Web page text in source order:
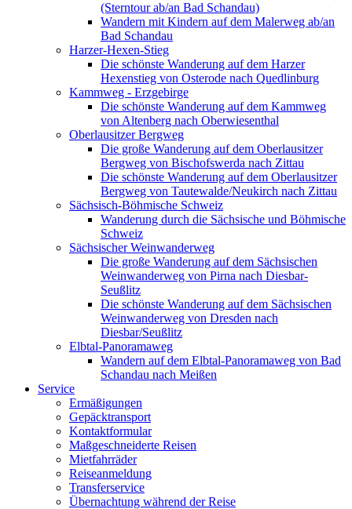
(Sterntour ab/an Bad Schandau)
Wandern mit Kindern auf dem Malerweg ab/an
Bad Schandau
Harzer-Hexen-Stieg
Die schönste Wanderung auf dem Harzer
Hexenstieg von Osterode nach Quedlinburg
Kammweg - Erzgebirge
Die schönste Wanderung auf dem Kammweg
von Altenberg nach Oberwiesenthal
Oberlausitzer Bergweg
Die große Wanderung auf dem Oberlausitzer
Bergweg von Bischofswerda nach Zittau
Die schönste Wanderung auf dem Oberlausitzer
Bergweg von Tautewalde/Neukirch nach Zittau
Sächsisch-Böhmische Schweiz
Wanderung durch die Sächsische und Böhmische
Schweiz
Sächsischer Weinwanderweg
Die große Wanderung auf dem Sächsischen
Weinwanderweg von Pirna nach Diesbar-
Seußlitz
Die schönste Wanderung auf dem Sächsischen
Weinwanderweg von Dresden nach
Diesbar/Seußlitz
Elbtal-Panoramaweg
Wandern auf dem Elbtal-Panoramaweg von Bad
Schandau nach Meißen
Service
Ermäßigungen
Gepäcktransport
Kontaktformular
Maßgeschneiderte Reisen
Mietfahrräder
Reiseanmeldung
Transferservice
Übernachtung während der Reise